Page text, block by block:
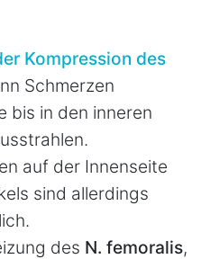
Kompression des
Schmerzen
bis in den inneren
auf der Innenseite
sind allerdings
des N. femoralis,